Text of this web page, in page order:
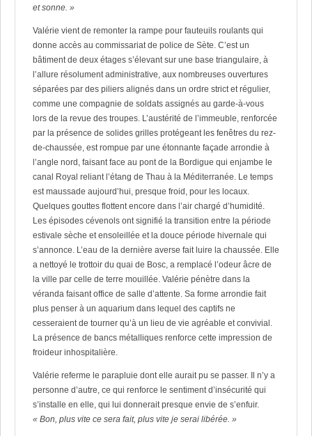
et sonne. »
Valérie vient de remonter la rampe pour fauteuils roulants qui
donne accès au commissariat de police de Sète. C’est un
bâtiment de deux étages s’élevant sur une base triangulaire, à
l’allure résolument administrative, aux nombreuses ouvertures
séparées par des piliers alignés dans un ordre strict et régulier,
comme une compagnie de soldats assignés au garde-à-vous
lors de la revue des troupes. L’austérité de l’immeuble, renforcée
par la présence de solides grilles protégeant les fenêtres du rez-
de-chaussée, est rompue par une étonnante façade arrondie à
l’angle nord, faisant face au pont de la Bordigue qui enjambe le
canal Royal reliant l’étang de Thau à la Méditerranée. Le temps
est maussade aujourd’hui, presque froid, pour les locaux.
Quelques gouttes flottent encore dans l’air chargé d’humidité.
Les épisodes cévenols ont signifié la transition entre la période
estivale sèche et ensoleillée et la douce période hivernale qui
s’annonce. L’eau de la dernière averse fait luire la chaussée. Elle
a nettoyé le trottoir du quai de Bosc, a remplacé l’odeur âcre de
la ville par celle de terre mouillée. Valérie pénètre dans la
véranda faisant office de salle d’attente. Sa forme arrondie fait
plus penser à un aquarium dans lequel des captifs ne
cesseraient de tourner qu’à un lieu de vie agréable et convivial.
La présence de bancs métalliques renforce cette impression de
froideur inhospitalière.
Valérie referme le parapluie dont elle aurait pu se passer. Il n’y a
personne d’autre, ce qui renforce le sentiment d’insécurité qui
s’installe en elle, qui lui donnerait presque envie de s’enfuir.
« Bon, plus vite ce sera fait, plus vite je serai libérée. »